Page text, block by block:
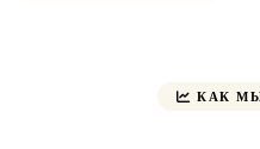
КАК